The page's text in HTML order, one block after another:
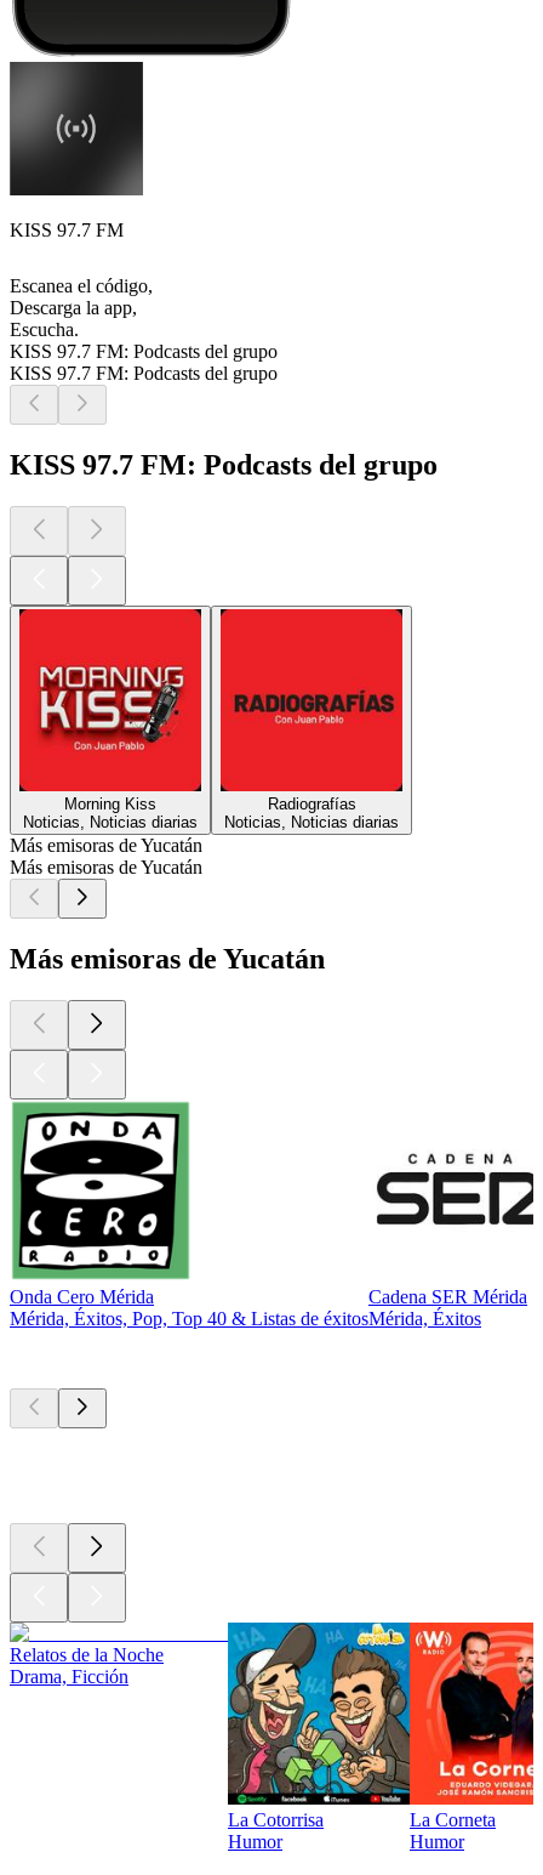
KISS 97.7 FM
Escanea el código,
Descarga la app,
Escucha.
KISS 97.7 FM: Podcasts del grupo
KISS 97.7 FM: Podcasts del grupo
KISS 97.7 FM: Podcasts del grupo
Morning Kiss
Noticias, Noticias diarias
Radiografías
Noticias, Noticias diarias
Más emisoras de Yucatán
Más emisoras de Yucatán
Más emisoras de Yucatán
Onda Cero Mérida
Mérida, Éxitos, Pop, Top 40 & Listas de éxitos
Cadena SER Mérida
Mérida, Éxitos
Relatos de la Noche
Drama, Ficción
La Cotorrisa
Humor
La Corneta
Humor